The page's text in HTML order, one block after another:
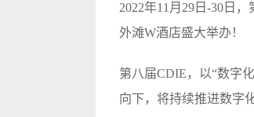
2022年11月29日-30日
外滩W酒店盛大举办！
第八届CDIE，以“数字
向下，将持续推进数字